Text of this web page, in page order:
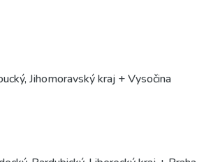
Jihomoravský kraj + Vysočina